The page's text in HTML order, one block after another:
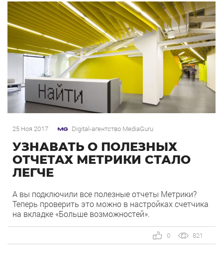
позволяют подключиться к необходимым
источникам. Месяц назад Алексей Селезнёв (я бы
[…]
25 Ноя 2017 Digital-агентство MediaGuru
УЗНАВАТЬ О ПОЛЕЗНЫХ
ОТЧЕТАХ МЕТРИКИ СТАЛО
ЛЕГЧЕ
А вы подключили все полезные отчеты Метрики?
Теперь проверить это можно в настройках счетчика
на вкладке «Больше возможностей».
821
0